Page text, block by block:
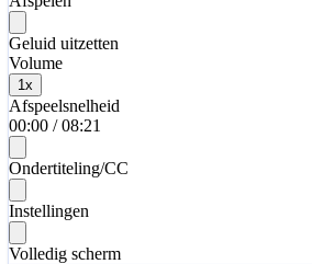
Geluid uitzetten
Volume
1 x
Afspeelsnelheid
00:00 / 08:21
Ondertiteling/CC
Instellingen
Volledig scherm